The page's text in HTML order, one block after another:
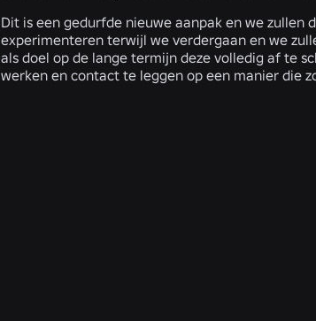
Dit is een gedurfde nieuwe aanpak en we
experimenteren terwijl we verdergaan en we
als doel op de lange termijn deze volledig af te
werken en contact te leggen op een manier die